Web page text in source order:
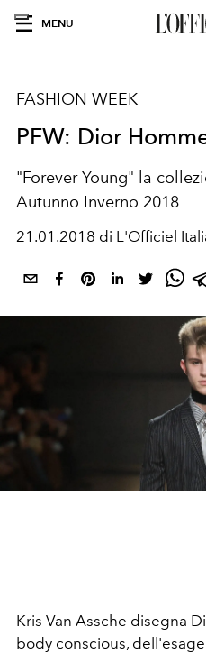
MENU
FASHION WEEK
PFW: Dior
"Forever Young" la
Autunno Inverno 2018
21.01.2018 di L'Officiel
Kris Van Assche disegna
body conscious,